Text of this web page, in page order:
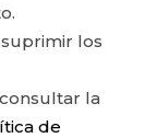
los
la
de